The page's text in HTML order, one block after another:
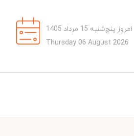
امروز پنج‌شنبه 15 مرداد 1405
Thursday 06 August 2026